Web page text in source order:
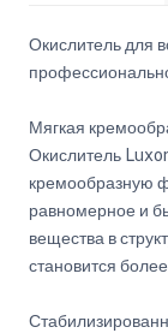
Окислитель для
Мягкая
Окислитель
кремообразную
равномерное и
вещества в
становится